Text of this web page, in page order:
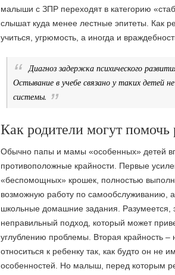
малыши с ЗПР переходят в категорию
слышат куда менее лестные эпитеты. Как
учиться, угрюмость, а иногда и
Диагноз задержка психического
Остывание в учебе связано у таких детей
системы.
Как родители могут
Обычно папы и мамы «особенных» детей
противоположные крайности. Первые
«беспомощных» крошек, полностью
возможную работу по самообслуживанию,
школьные домашние задания. Разумеется,
неправильный подход, который может
углублению проблемы. Вторая крайность –
относиться к ребенку так, как будто он не
особенностей. Но малыш, перед которым